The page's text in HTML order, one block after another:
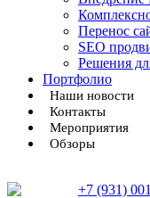
Перенос
SEO
Решения
Портфолио
Наши новости
Контакты
Мероприятия
Обзоры
+7 (931)